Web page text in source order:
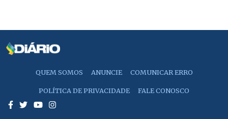
QUEM SOMOS ANUNCIE COMUNICAR ERRO
POLÍTICA DE PRIVACIDADE FALE CONOSCO